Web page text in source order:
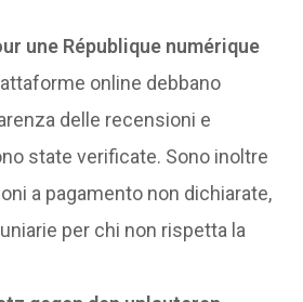
une République numérique
online debbano
delle recensioni e
state verificate. Sono inoltre
a pagamento non dichiarate,
per chi non rispetta la